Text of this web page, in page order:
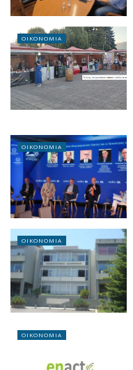
ΟΙΚΟΝΟΜΙΑ
ΟΙΚΟΝΟΜΙΑ
ΟΙΚΟΝΟΜΙΑ
ΟΙΚΟΝΟΜΙΑ